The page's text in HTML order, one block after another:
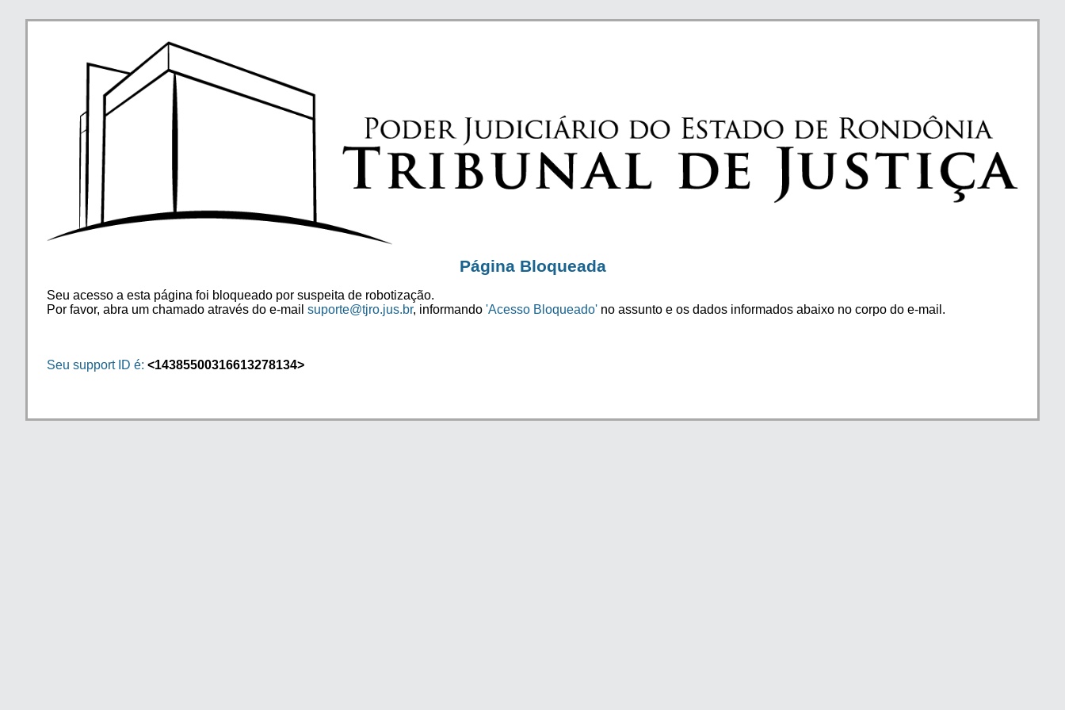
Página Bloqueada
Seu acesso a esta página foi bloqueado por suspeita de robotização.
Por favor, abra um chamado através do e-mail suporte@tjro.jus.br, informando 'Acesso Bloqueado' no assunto e os dados informados abaixo no corpo do e-mail.
Seu support ID é: <14385500316613278134>